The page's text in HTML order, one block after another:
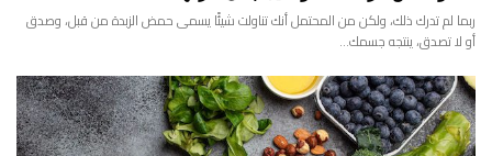
ربما لم تدرك ذلك، ولكن من المحتمل أنك تناولت شيئًا يسمى حمض الزبدة من قبل، وصدق
أو لا تصدق، ينتجه جسمك…